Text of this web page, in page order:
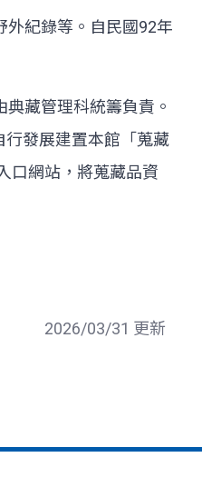
外紀錄等。自民國92年
藏管理科統籌負責。
行發展建置本館「蒐藏
口網站，將蒐藏品資
2026/03/31 更新